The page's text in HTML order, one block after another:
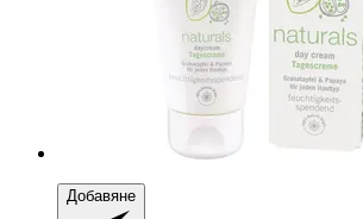
Добавяне